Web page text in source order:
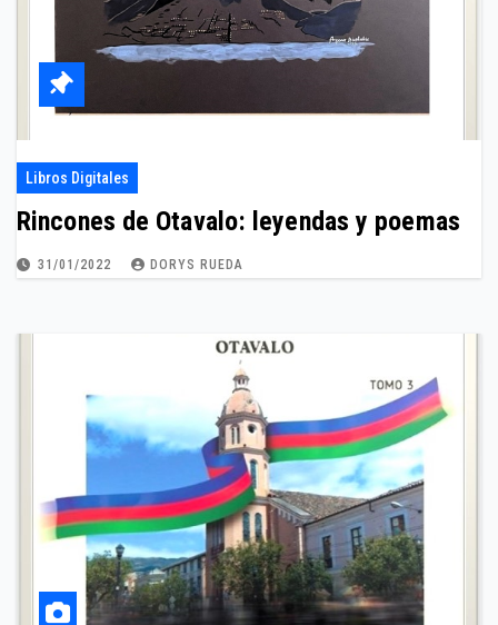
Libros Digitales
Rincones de Otavalo: leyendas y poemas
31/01/2022 DORYS RUEDA